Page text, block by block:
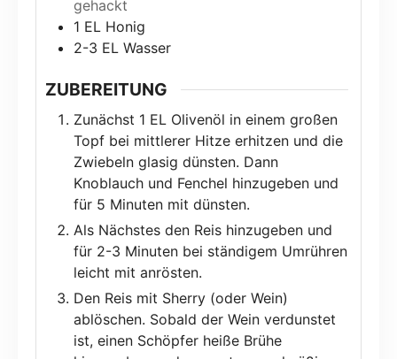
gehackt
1 EL Honig
2-3 EL Wasser
ZUBEREITUNG
Zunächst 1 EL Olivenöl in einem großen
Topf bei mittlerer Hitze erhitzen und die
Zwiebeln glasig dünsten. Dann
Knoblauch und Fenchel hinzugeben und
für 5 Minuten mit dünsten.
Als Nächstes den Reis hinzugeben und
für 2-3 Minuten bei ständigem Umrühren
leicht mit anrösten.
Den Reis mit Sherry (oder Wein)
ablöschen. Sobald der Wein verdunstet
ist, einen Schöpfer heiße Brühe